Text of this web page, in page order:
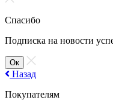
Спасибо
Подписка на новости
Ок
Назад
Покупателям